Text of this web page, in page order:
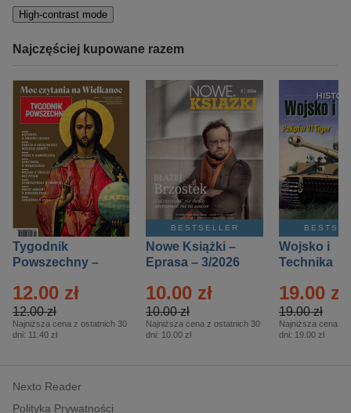
High-contrast mode
Najczęściej kupowane razem
Tygodnik
Powszechny –
12.00 zł
12.00 zł
Najniższa cena z ostatnich 30
dni: 11.40 zł
BESTSELLER
Nowe Książki –
Eprasa – 3/2026
10.00 zł
10.00 zł
Najniższa cena z ostatnich 30
dni: 10.00 zł
Wojsko i
Technika
– 2/2026
19.00 zł
19.00 zł
Najniższa cena z
dni: 19.00 zł
Nexto Reader
Polityka Prywatności